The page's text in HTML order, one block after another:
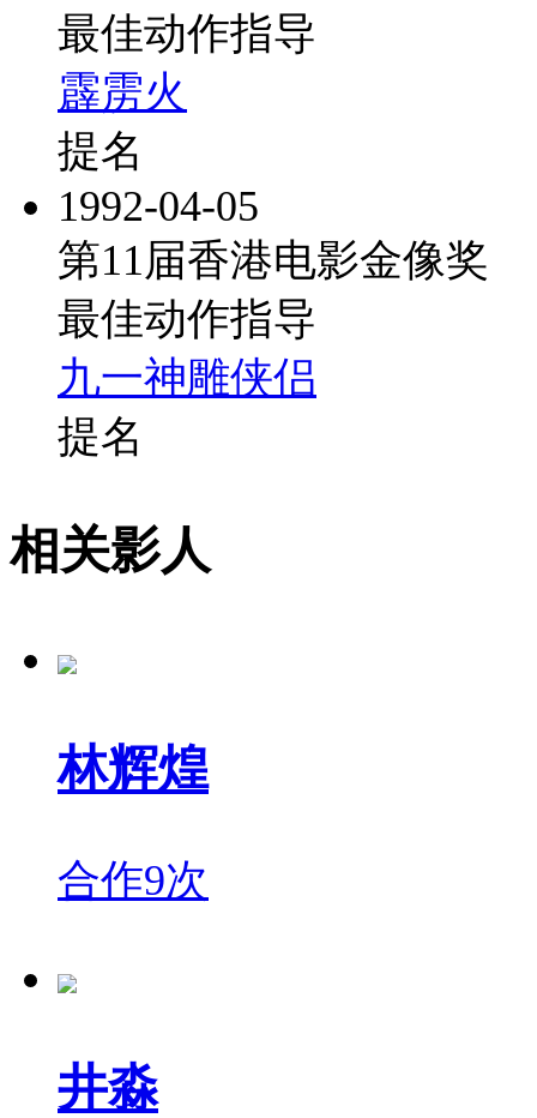
最佳动作指导
霹雳火
提名
1992-04-05
第11届香港电影金像奖
最佳动作指导
九一神雕侠侣
提名
相关影人
林辉煌
合作9次
井淼